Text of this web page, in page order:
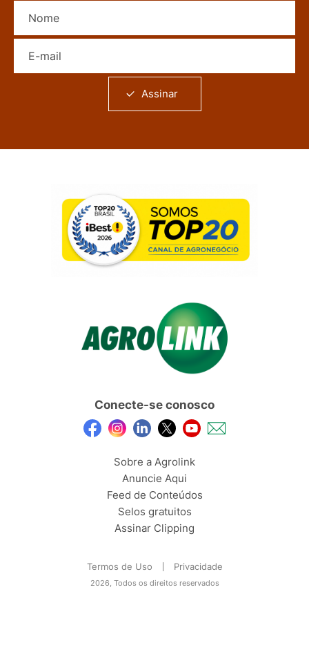
Assinar
Conecte-se conosco
Sobre a Agrolink
Anuncie Aqui
Feed de Conteúdos
Selos gratuitos
Assinar Clipping
Termos de Uso Privacidade
2026, Todos os direitos reservados